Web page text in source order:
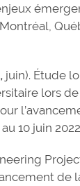
juin). Étude
lors
10 juin
de